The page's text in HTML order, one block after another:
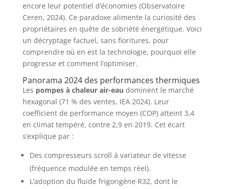
encore leur potentiel d’économies (Observatoire
Ceren, 2024). Ce paradoxe alimente la curiosité des
propriétaires en quête de sobriété énergétique. Voici
un décryptage factuel, sans fioritures, pour
comprendre où en est la technologie, pourquoi elle
progresse et comment l’optimiser.
Panorama 2024 des performances thermiques
Les pompes à chaleur air-eau dominent le marché
hexagonal (71 % des ventes, IEA 2024). Leur
coefficient de performance moyen (COP) atteint 3,4
en climat tempéré, contre 2,9 en 2019. Cet écart
s’explique par :
Des compresseurs scroll à variateur de vitesse
(fréquence modulée en temps réel).
L’adoption du fluide frigorigène R32, dont le